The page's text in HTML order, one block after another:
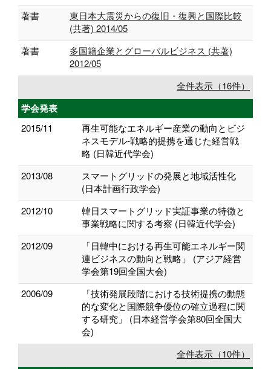
著書
東日本大震災からの復旧・復興と国際比較
(共著) 2014/05
著書
多国籍企業とグローバルビジネス (共著)
2012/05
全件表示（16件）
学会発表
2015/11
再生可能なエネルギー産業の動向とビジ
ネスモデル‐戦略的提携を通じた経営戦
略 (日韓近代学会)
2013/08
スマートグリッドの発展と地域活性化
(日本計画行政学会)
2012/10
韓日スマートグリッド実証事業の特徴と
事業戦略に関する考察 (日韓近代学会)
2012/09
「日韓中における再生可能エネルギー関
連ビジネスの動向と戦略」 (アジア経営
学会第19回全国大会)
2006/09
「技術発展段階における技術提携の動態
的な変化と国際競争優位の確立過程に関
する研究」 (日本経営学会第80回全国大
会)
全件表示（10件）